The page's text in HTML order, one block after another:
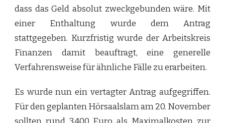
dass das Geld absolut zweckgebunden wäre. Mit
einer Enthaltung wurde dem Antrag
stattgegeben. Kurzfristig wurde der Arbeitskreis
Finanzen damit beauftragt, eine generelle
Verfahrensweise für ähnliche Fälle zu erarbeiten.
Es wurde nun ein vertagter Antrag aufgegriffen.
Für den geplanten Hörsaalslam am 20. November